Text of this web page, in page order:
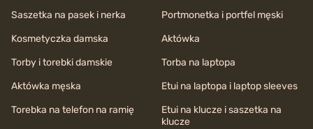
Saszetka na pasek i nerka
Portmonetka i portfel męski
Kosmetyczka damska
Aktówka
Torby i torebki damskie
Torba na laptopa
Aktówka męska
Etui na laptopa i laptop sleeves
Torebka na telefon na ramię
Etui na klucze i saszetka na
klucze